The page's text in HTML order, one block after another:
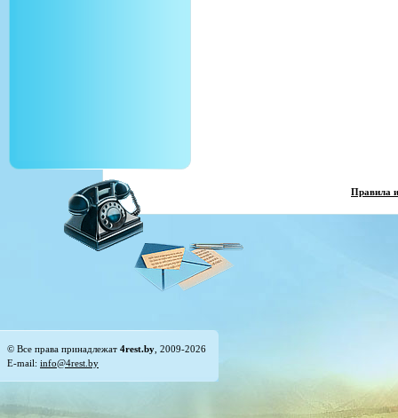
Правила
© Все права принадлежат 4rest.by , 2009-2026
E-mail: info@4rest.by